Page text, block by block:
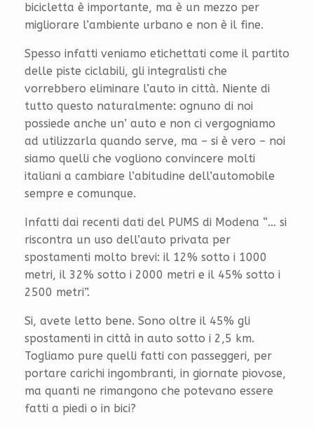
bicicletta è importante, ma è un mezzo per
migliorare l’ambiente urbano e non è il fine.
Spesso infatti veniamo etichettati come il partito
delle piste ciclabili, gli integralisti che
vorrebbero eliminare l’auto in città. Niente di
tutto questo naturalmente: ognuno di noi
possiede anche un’ auto e non ci vergogniamo
ad utilizzarla quando serve, ma – si è vero – noi
siamo quelli che vogliono convincere molti
italiani a cambiare l’abitudine dell’automobile
sempre e comunque.
Infatti dai recenti dati del PUMS di Modena “… si
riscontra un uso dell’auto privata per
spostamenti molto brevi: il 12% sotto i 1000
metri, il 32% sotto i 2000 metri e il 45% sotto i
2500 metri”.
Si, avete letto bene. Sono oltre il 45% gli
spostamenti in città in auto sotto i 2,5 km.
Togliamo pure quelli fatti con passeggeri, per
portare carichi ingombranti, in giornate piovose,
ma quanti ne rimangono che potevano essere
fatti a piedi o in bici?